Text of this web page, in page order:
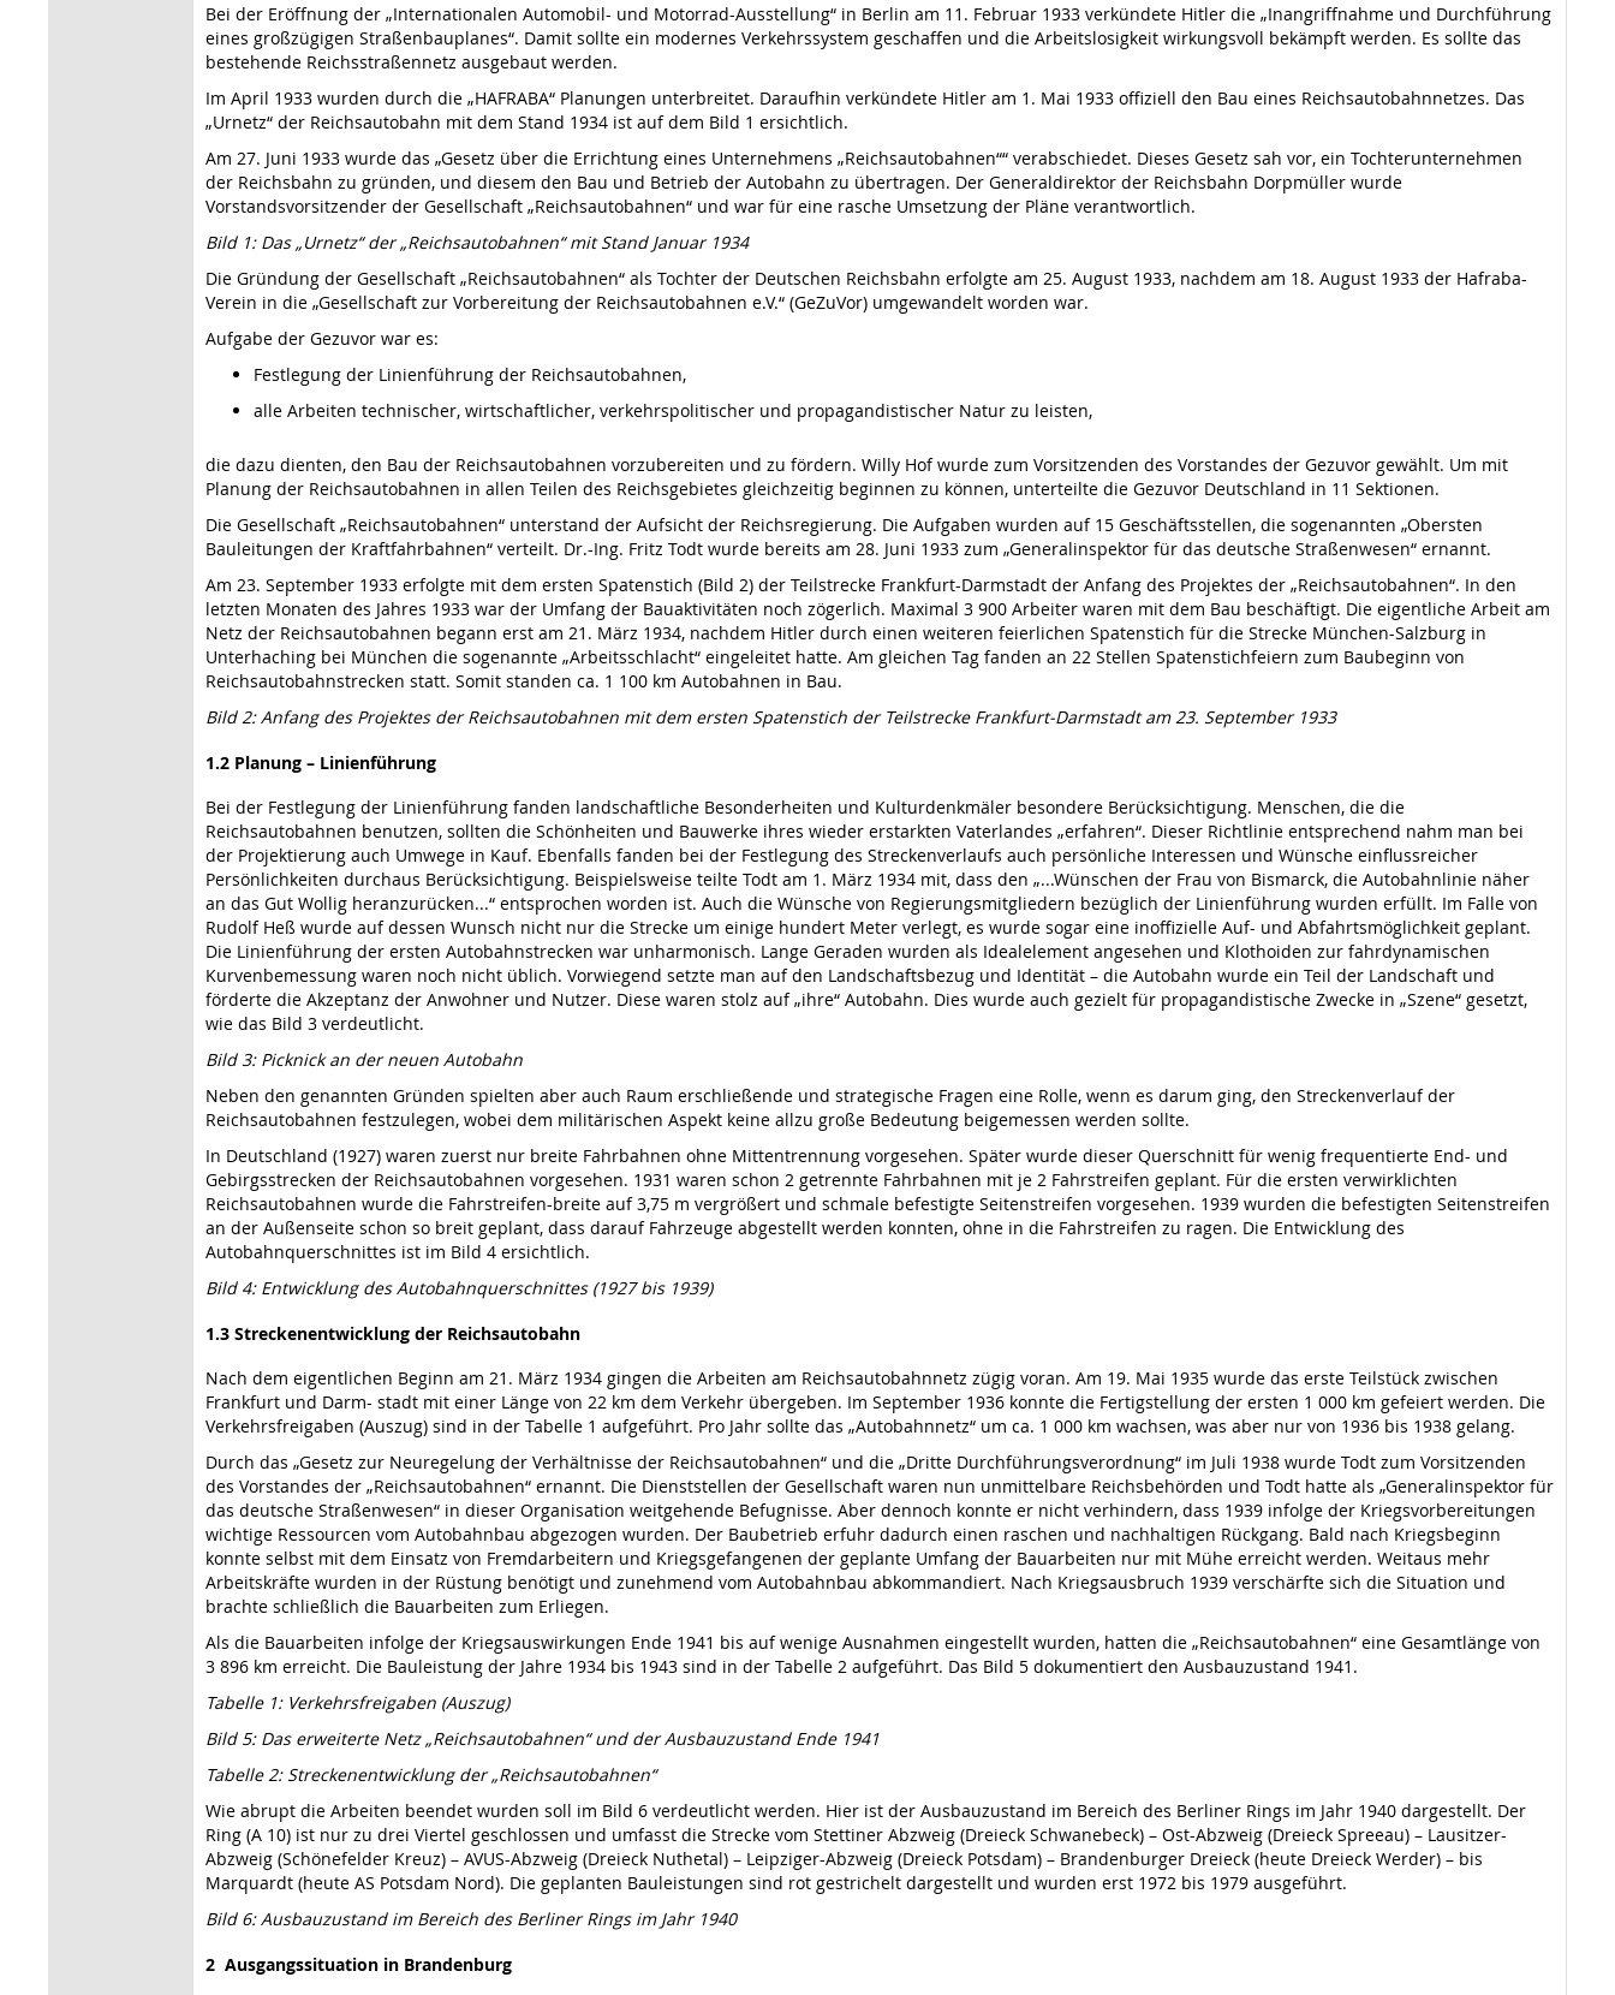
Bei der Eröffnung der „Internationalen Automobil- und Motorrad-Ausstellung“ in Berlin am 11. Februar 1933 verkündete Hitler die „Inangriffnahme und Durchführung
eines großzügigen Straßenbauplanes“. Damit sollte ein modernes Verkehrssystem geschaffen und die Arbeitslosigkeit wirkungsvoll bekämpft werden. Es sollte das
bestehende Reichsstraßennetz ausgebaut werden.
Im April 1933 wurden durch die „HAFRABA“ Planungen unterbreitet. Daraufhin verkündete Hitler am 1. Mai 1933 offiziell den Bau eines Reichsautobahnnetzes. Das
„Urnetz“ der Reichsautobahn mit dem Stand 1934 ist auf dem Bild 1 ersichtlich.
Am 27. Juni 1933 wurde das „Gesetz über die Errichtung eines Unternehmens „Reichsautobahnen““ verabschiedet. Dieses Gesetz sah vor, ein Tochterunternehmen
der Reichsbahn zu gründen, und diesem den Bau und Betrieb der Autobahn zu übertragen. Der Generaldirektor der Reichsbahn Dorpmüller wurde
Vorstandsvorsitzender der Gesellschaft „Reichsautobahnen“ und war für eine rasche Umsetzung der Pläne verantwortlich.
Bild 1: Das „Urnetz“ der „Reichsautobahnen“ mit Stand Januar 1934
Die Gründung der Gesellschaft „Reichsautobahnen“ als Tochter der Deutschen Reichsbahn erfolgte am 25. August 1933, nachdem am 18. August 1933 der Hafraba-
Verein in die „Gesellschaft zur Vorbereitung der Reichsautobahnen e.V.“ (GeZuVor) umgewandelt worden war.
Aufgabe der Gezuvor war es:
Festlegung der Linienführung der Reichsautobahnen,
alle Arbeiten technischer, wirtschaftlicher, verkehrspolitischer und propagandistischer Natur zu leisten,
die dazu dienten, den Bau der Reichsautobahnen vorzubereiten und zu fördern. Willy Hof wurde zum Vorsitzenden des Vorstandes der Gezuvor gewählt. Um mit
Planung der Reichsautobahnen in allen Teilen des Reichsgebietes gleichzeitig beginnen zu können, unterteilte die Gezuvor Deutschland in 11 Sektionen.
Die Gesellschaft „Reichsautobahnen“ unterstand der Aufsicht der Reichsregierung. Die Aufgaben wurden auf 15 Geschäftsstellen, die sogenannten „Obersten
Bauleitungen der Kraftfahrbahnen“ verteilt. Dr.-Ing. Fritz Todt wurde bereits am 28. Juni 1933 zum „Generalinspektor für das deutsche Straßenwesen“ ernannt.
Am 23. September 1933 erfolgte mit dem ersten Spatenstich (Bild 2) der Teilstrecke Frankfurt-Darmstadt der Anfang des Projektes der „Reichsautobahnen“. In den
letzten Monaten des Jahres 1933 war der Umfang der Bauaktivitäten noch zögerlich. Maximal 3 900 Arbeiter waren mit dem Bau beschäftigt. Die eigentliche Arbeit am
Netz der Reichsautobahnen begann erst am 21. März 1934, nachdem Hitler durch einen weiteren feierlichen Spatenstich für die Strecke München-Salzburg in
Unterhaching bei München die sogenannte „Arbeitsschlacht“ eingeleitet hatte. Am gleichen Tag fanden an 22 Stellen Spatenstichfeiern zum Baubeginn von
Reichsautobahnstrecken statt. Somit standen ca. 1 100 km Autobahnen in Bau.
Bild 2: Anfang des Projektes der Reichsautobahnen mit dem ersten Spatenstich der Teilstrecke Frankfurt-Darmstadt am 23. September 1933
1.2 Planung – Linienführung
Bei der Festlegung der Linienführung fanden landschaftliche Besonderheiten und Kulturdenkmäler besondere Berücksichtigung. Menschen, die die
Reichsautobahnen benutzen, sollten die Schönheiten und Bauwerke ihres wieder erstarkten Vaterlandes „erfahren“. Dieser Richtlinie entsprechend nahm man bei
der Projektierung auch Umwege in Kauf. Ebenfalls fanden bei der Festlegung des Streckenverlaufs auch persönliche Interessen und Wünsche einflussreicher
Persönlichkeiten durchaus Berücksichtigung. Beispielsweise teilte Todt am 1. März 1934 mit, dass den „...Wünschen der Frau von Bismarck, die Autobahnlinie näher
an das Gut Wollig heranzurücken...“ entsprochen worden ist. Auch die Wünsche von Regierungsmitgliedern bezüglich der Linienführung wurden erfüllt. Im Falle von
Rudolf Heß wurde auf dessen Wunsch nicht nur die Strecke um einige hundert Meter verlegt, es wurde sogar eine inoffizielle Auf- und Abfahrtsmöglichkeit geplant.
Die Linienführung der ersten Autobahnstrecken war unharmonisch. Lange Geraden wurden als Idealelement angesehen und Klothoiden zur fahrdynamischen
Kurvenbemessung waren noch nicht üblich. Vorwiegend setzte man auf den Landschaftsbezug und Identität – die Autobahn wurde ein Teil der Landschaft und
förderte die Akzeptanz der Anwohner und Nutzer. Diese waren stolz auf „ihre“ Autobahn. Dies wurde auch gezielt für propagandistische Zwecke in „Szene“ gesetzt,
wie das Bild 3 verdeutlicht.
Bild 3: Picknick an der neuen Autobahn
Neben den genannten Gründen spielten aber auch Raum erschließende und strategische Fragen eine Rolle, wenn es darum ging, den Streckenverlauf der
Reichsautobahnen festzulegen, wobei dem militärischen Aspekt keine allzu große Bedeutung beigemessen werden sollte.
In Deutschland (1927) waren zuerst nur breite Fahrbahnen ohne Mittentrennung vorgesehen. Später wurde dieser Querschnitt für wenig frequentierte End- und
Gebirgsstrecken der Reichsautobahnen vorgesehen. 1931 waren schon 2 getrennte Fahrbahnen mit je 2 Fahrstreifen geplant. Für die ersten verwirklichten
Reichsautobahnen wurde die Fahrstreifen-breite auf 3,75 m vergrößert und schmale befestigte Seitenstreifen vorgesehen. 1939 wurden die befestigten Seitenstreifen
an der Außenseite schon so breit geplant, dass darauf Fahrzeuge abgestellt werden konnten, ohne in die Fahrstreifen zu ragen. Die Entwicklung des
Autobahnquerschnittes ist im Bild 4 ersichtlich.
Bild 4: Entwicklung des Autobahnquerschnittes (1927 bis 1939)
1.3 Streckenentwicklung der Reichsautobahn
Nach dem eigentlichen Beginn am 21. März 1934 gingen die Arbeiten am Reichsautobahnnetz zügig voran. Am 19. Mai 1935 wurde das erste Teilstück zwischen
Frankfurt und Darm- stadt mit einer Länge von 22 km dem Verkehr übergeben. Im September 1936 konnte die Fertigstellung der ersten 1 000 km gefeiert werden. Die
Verkehrsfreigaben (Auszug) sind in der Tabelle 1 aufgeführt. Pro Jahr sollte das „Autobahnnetz“ um ca. 1 000 km wachsen, was aber nur von 1936 bis 1938 gelang.
Durch das „Gesetz zur Neuregelung der Verhältnisse der Reichsautobahnen“ und die „Dritte Durchführungsverordnung“ im Juli 1938 wurde Todt zum Vorsitzenden
des Vorstandes der „Reichsautobahnen“ ernannt. Die Dienststellen der Gesellschaft waren nun unmittelbare Reichsbehörden und Todt hatte als „Generalinspektor für
das deutsche Straßenwesen“ in dieser Organisation weitgehende Befugnisse. Aber dennoch konnte er nicht verhindern, dass 1939 infolge der Kriegsvorbereitungen
wichtige Ressourcen vom Autobahnbau abgezogen wurden. Der Baubetrieb erfuhr dadurch einen raschen und nachhaltigen Rückgang. Bald nach Kriegsbeginn
konnte selbst mit dem Einsatz von Fremdarbeitern und Kriegsgefangenen der geplante Umfang der Bauarbeiten nur mit Mühe erreicht werden. Weitaus mehr
Arbeitskräfte wurden in der Rüstung benötigt und zunehmend vom Autobahnbau abkommandiert. Nach Kriegsausbruch 1939 verschärfte sich die Situation und
brachte schließlich die Bauarbeiten zum Erliegen.
Als die Bauarbeiten infolge der Kriegsauswirkungen Ende 1941 bis auf wenige Ausnahmen eingestellt wurden, hatten die „Reichsautobahnen“ eine Gesamtlänge von
3 896 km erreicht. Die Bauleistung der Jahre 1934 bis 1943 sind in der Tabelle 2 aufgeführt. Das Bild 5 dokumentiert den Ausbauzustand 1941.
Tabelle 1: Verkehrsfreigaben (Auszug)
Bild 5: Das erweiterte Netz „Reichsautobahnen“ und der Ausbauzustand Ende 1941
Tabelle 2: Streckenentwicklung der „Reichsautobahnen“
Wie abrupt die Arbeiten beendet wurden soll im Bild 6 verdeutlicht werden. Hier ist der Ausbauzustand im Bereich des Berliner Rings im Jahr 1940 dargestellt. Der
Ring (A 10) ist nur zu drei Viertel geschlossen und umfasst die Strecke vom Stettiner Abzweig (Dreieck Schwanebeck) – Ost-Abzweig (Dreieck Spreeau) – Lausitzer-
Abzweig (Schönefelder Kreuz) – AVUS-Abzweig (Dreieck Nuthetal) – Leipziger-Abzweig (Dreieck Potsdam) – Brandenburger Dreieck (heute Dreieck Werder) – bis
Marquardt (heute AS Potsdam Nord). Die geplanten Bauleistungen sind rot gestrichelt dargestellt und wurden erst 1972 bis 1979 ausgeführt.
Bild 6: Ausbauzustand im Bereich des Berliner Rings im Jahr 1940
2 Ausgangssituation in Brandenburg